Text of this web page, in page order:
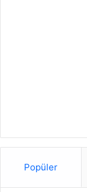
Popüler